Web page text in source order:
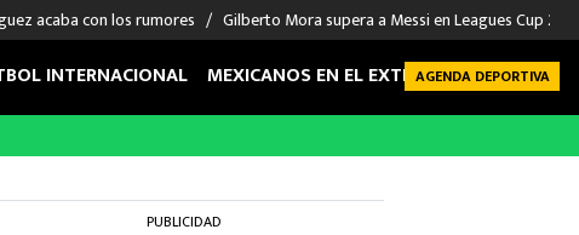
acaba con los rumores Gilberto Mora supera a Messi en Leagues Cup
INTERNACIONAL MEXICANOS EN EL EXTRANJERO FUTBOL
AGENDA DEPORTIVA
PUBLICIDAD